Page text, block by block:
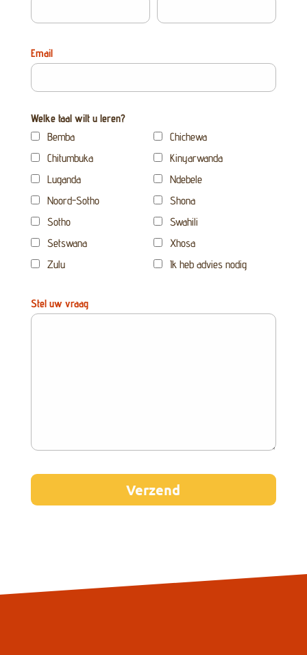
Email
Welke taal wilt u leren?
Bemba
Chichewa
Chitumbuka
Kinyarwanda
Luganda
Ndebele
Noord-Sotho
Shona
Sotho
Swahili
Setswana
Xhosa
Zulu
Ik heb advies nodig
Stel uw vraag